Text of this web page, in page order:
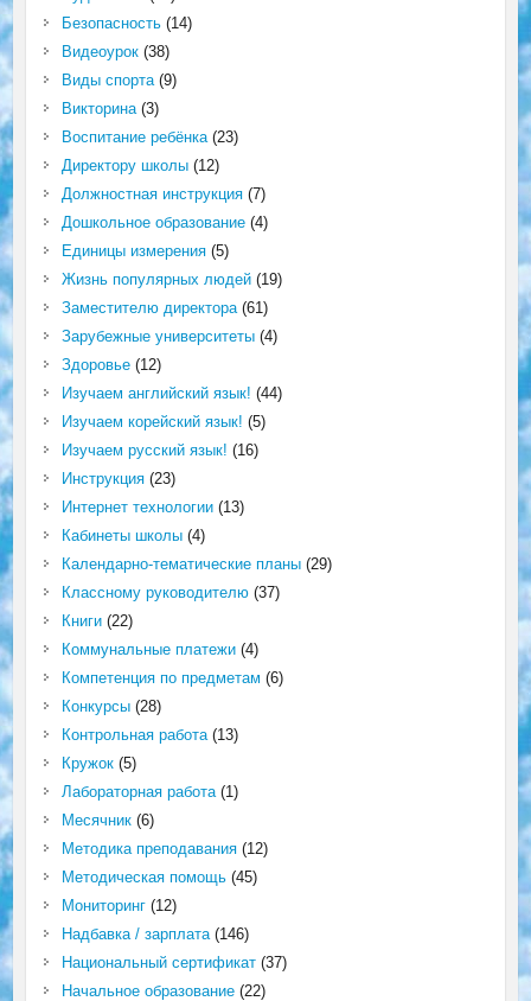
Безопасность(14)
Видеоурок(38)
Виды спорта(9)
Викторина(3)
Воспитание ребёнка(23)
Директору школы(12)
Должностная инструкция(7)
Дошкольное образование(4)
Единицы измерения(5)
Жизнь популярных людей(19)
Заместителю директора(61)
Зарубежные университеты(4)
Здоровье(12)
Изучаем английский язык! (44)
Изучаем корейский язык! (5)
Изучаем русский язык! (16)
Инструкция(23)
Интернет технологии(13)
Кабинеты школы(4)
Календарно-тематические планы(29)
Классному руководителю(37)
Книги(22)
Коммунальные платежи(4)
Компетенция по предметам (6)
Конкурсы(28)
Контрольная работа(13)
Кружок(5)
Лабораторная работа(1)
Месячник(6)
Методика преподавания(12)
Методическая помощь(45)
Мониторинг(12)
Надбавка / зарплата(146)
Национальный сертификат(37)
Начальное образование(22)